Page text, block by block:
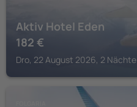
Aktiv Hotel Eden
182 €
Dro, 22 August 2026, 2 Nächte